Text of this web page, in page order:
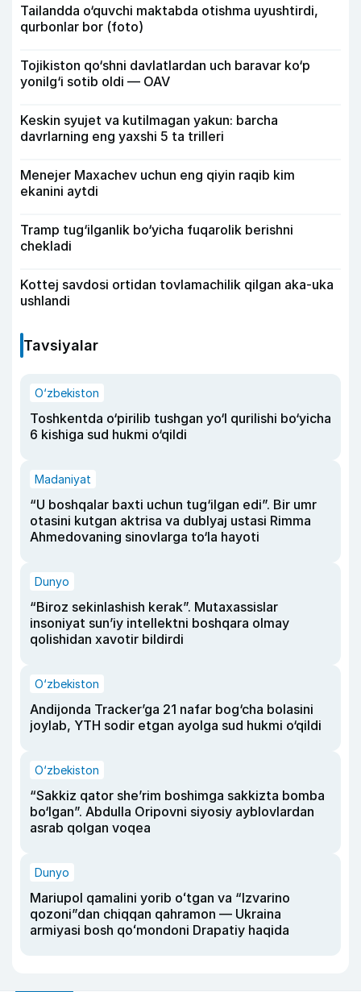
Tailandda o‘quvchi maktabda otishma uyushtirdi,
qurbonlar bor (foto)
Tojikiston qo‘shni davlatlardan uch baravar ko‘p
yonilg‘i sotib oldi — OAV
Keskin syujet va kutilmagan yakun: barcha
davrlarning eng yaxshi 5 ta trilleri
Menejer Maxachev uchun eng qiyin raqib kim
ekanini aytdi
Tramp tug‘ilganlik bo‘yicha fuqarolik berishni
chekladi
Kottej savdosi ortidan tovlamachilik qilgan aka-uka
ushlandi
Tavsiyalar
O‘zbekiston
Toshkentda o‘pirilib tushgan yo‘l qurilishi bo‘yicha
6 kishiga sud hukmi o‘qildi
Madaniyat
“U boshqalar baxti uchun tug‘ilgan edi”. Bir umr
otasini kutgan aktrisa va dublyaj ustasi Rimma
Ahmedovaning sinovlarga to‘la hayoti
Dunyo
“Biroz sekinlashish kerak”. Mutaxassislar
insoniyat sun’iy intellektni boshqara olmay
qolishidan xavotir bildirdi
O‘zbekiston
Andijonda Tracker’ga 21 nafar bog‘cha bolasini
joylab, YTH sodir etgan ayolga sud hukmi o‘qildi
O‘zbekiston
“Sakkiz qator she’rim boshimga sakkizta bomba
bo‘lgan”. Abdulla Oripovni siyosiy ayblovlardan
asrab qolgan voqea
Dunyo
Mariupol qamalini yorib oʻtgan va “Izvarino
qozoni”dan chiqqan qahramon — Ukraina
armiyasi bosh qoʻmondoni Drapatiy haqida